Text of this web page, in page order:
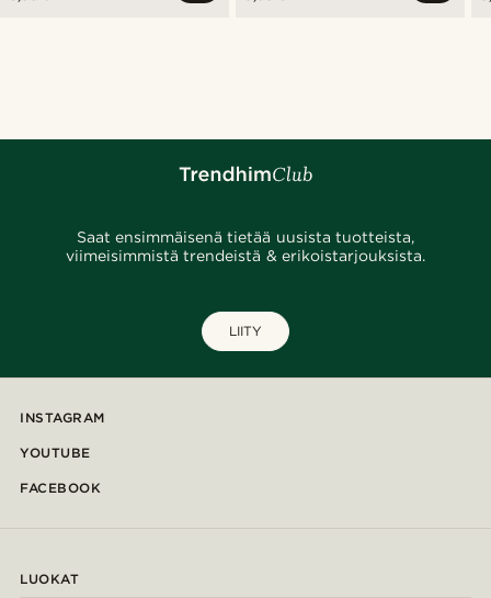
Saat ensimmäisenä tietää uusista tuotteista,
viimeisimmistä trendeistä & erikoistarjouksista.
LIITY
INSTAGRAM
YOUTUBE
FACEBOOK
LUOKAT